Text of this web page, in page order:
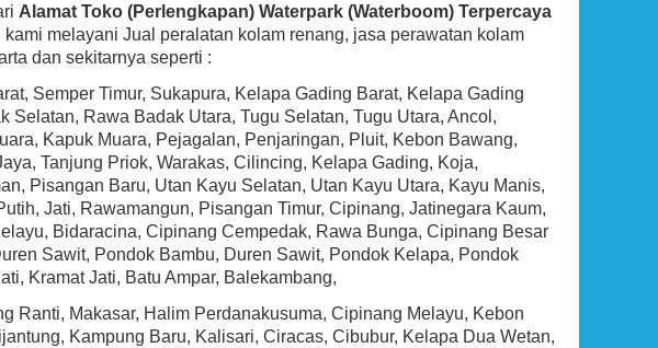
Alamat Toko (Perlengkapan) Waterpark (Waterboom) Terpercaya
melayani Jual peralatan kolam renang, jasa perawatan kolam
dan sekitarnya seperti :
Semper Timur, Sukapura, Kelapa Gading Barat, Kelapa Gading
Selatan, Rawa Badak Utara, Tugu Selatan, Tugu Utara, Ancol,
Kapuk Muara, Pejagalan, Penjaringan, Pluit, Kebon Bawang,
Tanjung Priok, Warakas, Cilincing, Kelapa Gading, Koja,
Pisangan Baru, Utan Kayu Selatan, Utan Kayu Utara, Kayu Manis,
Jati, Rawamangun, Pisangan Timur, Cipinang, Jatinegara Kaum,
Bidaracina, Cipinang Cempedak, Rawa Bunga, Cipinang Besar
Sawit, Pondok Bambu, Duren Sawit, Pondok Kelapa, Pondok
Kramat Jati, Batu Ampar, Balekambang,
Ranti, Makasar, Halim Perdanakusuma, Cipinang Melayu, Kebon
Kampung Baru, Kalisari, Ciracas, Cibubur, Kelapa Dua Wetan,
BEST SELLER